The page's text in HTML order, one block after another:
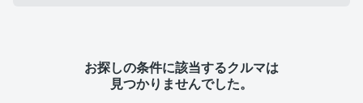
お探しの条件に該当するクルマは
見つかりませんでした。